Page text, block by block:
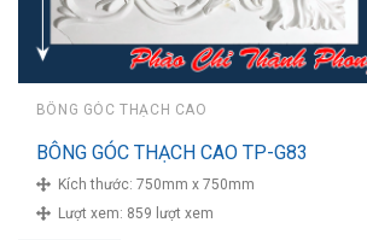
BÔNG GÓC THẠCH CAO
BÔNG GÓC THẠCH CAO TP-G83
Kích thước: 750mm x 750mm
Lượt xem: 859 lượt xem